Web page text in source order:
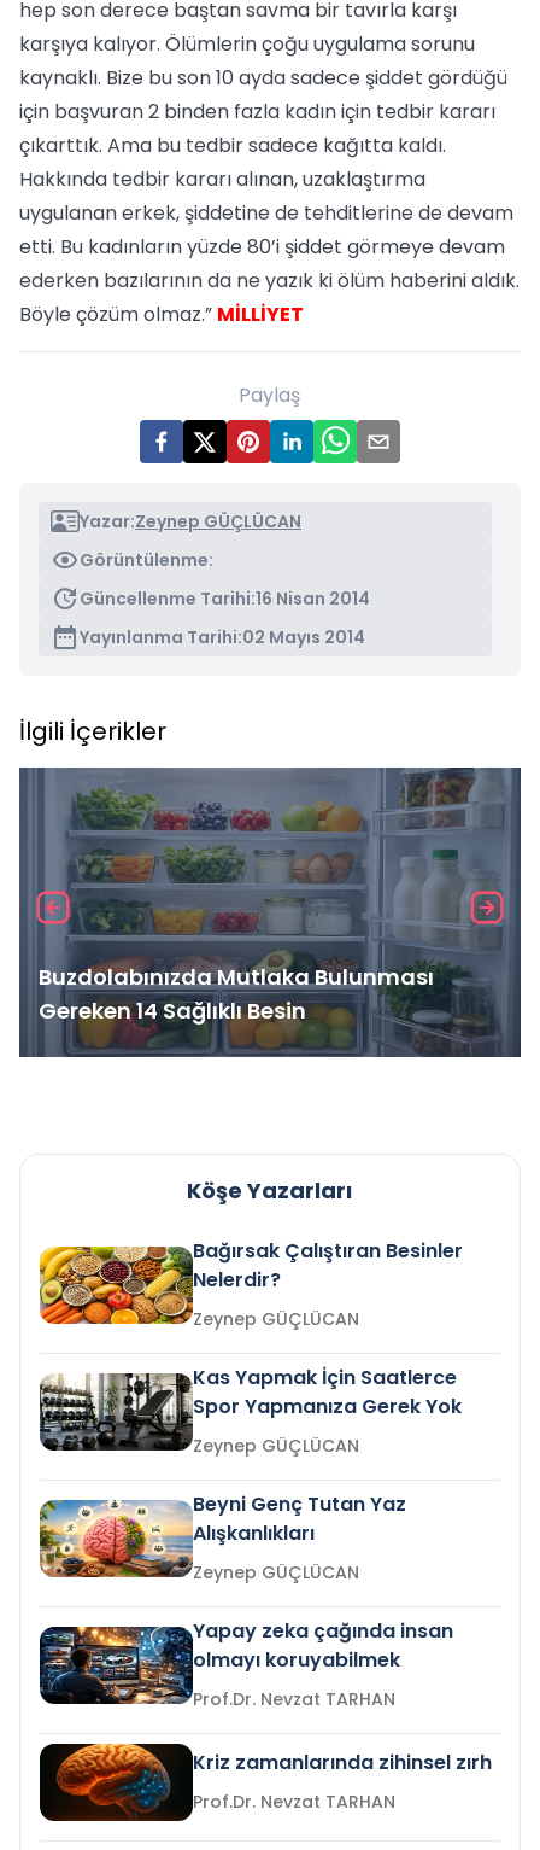
hep son derece baştan savma bir tavırla karşı
karşıya kalıyor. Ölümlerin çoğu uygulama sorunu
kaynaklı. Bize bu son 10 ayda sadece şiddet gördüğü
için başvuran 2 binden fazla kadın için tedbir kararı
çıkarttık. Ama bu tedbir sadece kağıtta kaldı.
Hakkında tedbir kararı alınan, uzaklaştırma
uygulanan erkek, şiddetine de tehditlerine de devam
etti. Bu kadınların yüzde 80’i şiddet görmeye devam
ederken bazılarının da ne yazık ki ölüm haberini aldık.
Böyle çözüm olmaz.” MİLLİYET
Paylaş
Yazar:Zeynep GÜÇLÜCAN
Görüntülenme:
Güncellenme Tarihi:16 Nisan 2014
Yayınlanma Tarihi:02 Mayıs 2014
İlgili İçerikler
Buzdolabınızda Mutlaka Bulunması
Gereken 14 Sağlıklı Besin
Köşe Yazarları
Bağırsak Çalıştıran Besinler
Nelerdir?
Zeynep GÜÇLÜCAN
Kas Yapmak İçin Saatlerce
Spor Yapmanıza Gerek Yok
Zeynep GÜÇLÜCAN
Beyni Genç Tutan Yaz
Alışkanlıkları
Zeynep GÜÇLÜCAN
Yapay zeka çağında insan
olmayı koruyabilmek
Prof.Dr. Nevzat TARHAN
Kriz zamanlarında zihinsel zırh
Prof.Dr. Nevzat TARHAN